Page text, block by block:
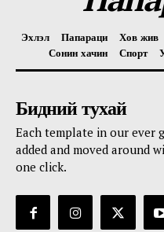
Эхлэл Папараци Хов жив
Сонин хачин
Спорт
Бидний тухай
Each template in our ever
added and moved around
one click.